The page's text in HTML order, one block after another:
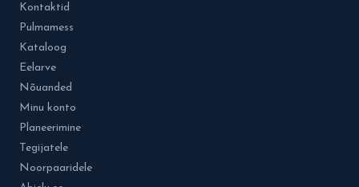
Kontaktid
Pulmamess
Kataloog
Eelarve
Nõuanded
Minu konto
Planeerimine
Tegijatele
Noorpaaridele